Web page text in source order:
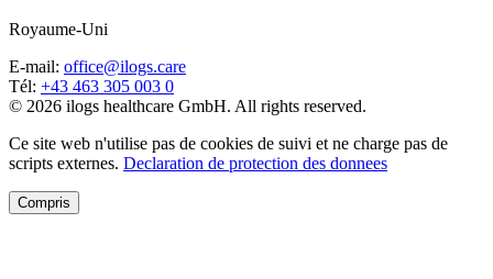
Royaume-Uni
E-mail: office@ilogs.care
Tél: +43 463 305 003 0
© 2026 ilogs healthcare GmbH. All rights reserved.
Ce site web n'utilise pas de cookies de suivi et ne charge pas de
scripts externes. Declaration de protection des donnees
Compris